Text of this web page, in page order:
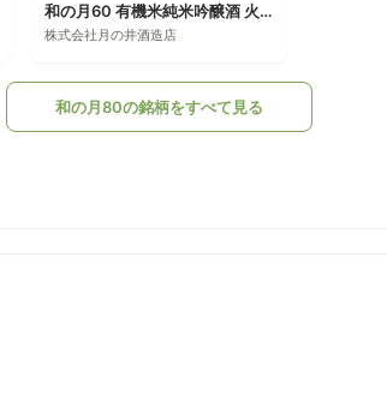
和の月60 有機米純米吟醸酒 火入れ
株式会社月の井酒造店
和の月80の銘柄をすべて見る